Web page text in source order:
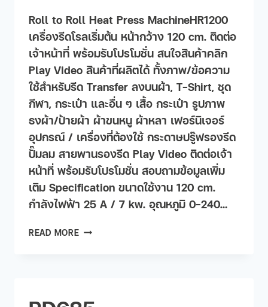
Roll to Roll Heat Press MachineHR1200
เครื่องรีดโรลเริ่มต้น หน้ากว้าง 120 cm. ติดต่อ
เจ้าหน้าที่ พร้อมรับโปรโมชั่น สนใจสินค้าคลิก
Play Video สินค้าที่ผลิตได้ ทั้งภาพ/ข้อความ
ใช้สำหรับรีด Transfer ลงบนผ้า, T-Shirt, ชุด
กีฬา, กระเป๋า และอื่น ๆ เสื้อ กระเป๋า รูปภาพ
ธงผ้า/ป้ายผ้า ผ้าขนหนู ผ้าหลา เฟอร์นิเจอร​์
อุปกรณ์ / เครื่องที่ต้องใช้ กระดาษปรู๊ฟรองรีด
ปั๊มลม สายพานรองรีด Play Video ติดต่อเจ้า
หน้าที่ พร้อมรับโปรโมชั่น สอบถามข้อมูลเพิ่ม
เติม Specification ขนาดใช้งาน 120 cm.
กำลังไฟฟ้า 25 A / 7 kw. อุณหภูมิ 0-240…
READ MORE